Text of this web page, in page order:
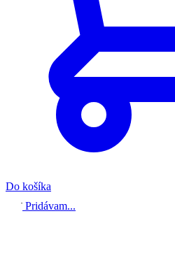
Do košíka
Pridávam...